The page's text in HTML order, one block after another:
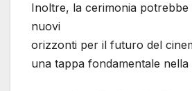
Inoltre, la cerimonia potrebbe
nuovi
orizzonti per il futuro del
una tappa fondamentale